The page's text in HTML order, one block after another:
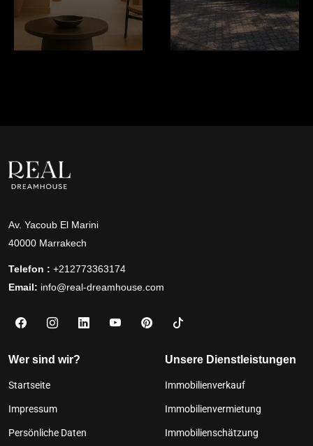
Av. Yacoub El Marini
40000 Marrakech
Telefon : +212773363174
Email: info@real-dreamhouse.com
Wer sind wir?
Startseite
Impressum
Persönliche Daten
Unsere Dienstleistungen
Immobilienverkauf
Immobilienvermietung
Immobilienschätzung